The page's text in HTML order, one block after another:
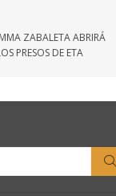
ZABALETA ABRIRÁ
PRESOS DE ETA